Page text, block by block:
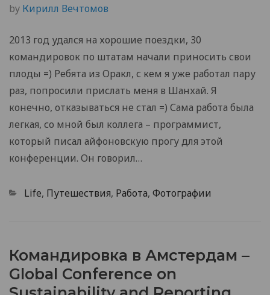
by Кирилл Вечтомов
2013 год удался на хорошие поездки, 30
командировок по штатам начали приносить свои
плоды =) Ребята из Оракл, с кем я уже работал пару
раз, попросили прислать меня в Шанхай. Я
конечно, отказываться не стал =) Сама работа была
легкая, со мной был коллега – программист,
который писал айфоновскую прогу для этой
конференции. Он говорил…
Categories
Life, Путешествия, Работа, Фотографии
Командировка в Амстердам –
Global Conference on